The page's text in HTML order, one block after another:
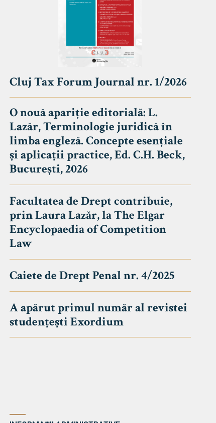
Cluj Tax Forum Journal nr. 1/2026
O nouă apariție editorială: L.
Lazăr, Terminologie juridică în
limba engleză. Concepte esențiale
și aplicații practice, Ed. C.H. Beck,
București, 2026
Facultatea de Drept contribuie,
prin Laura Lazăr, la The Elgar
Encyclopaedia of Competition
Law
Caiete de Drept Penal nr. 4/2025
A apărut primul număr al revistei
studențești Exordium